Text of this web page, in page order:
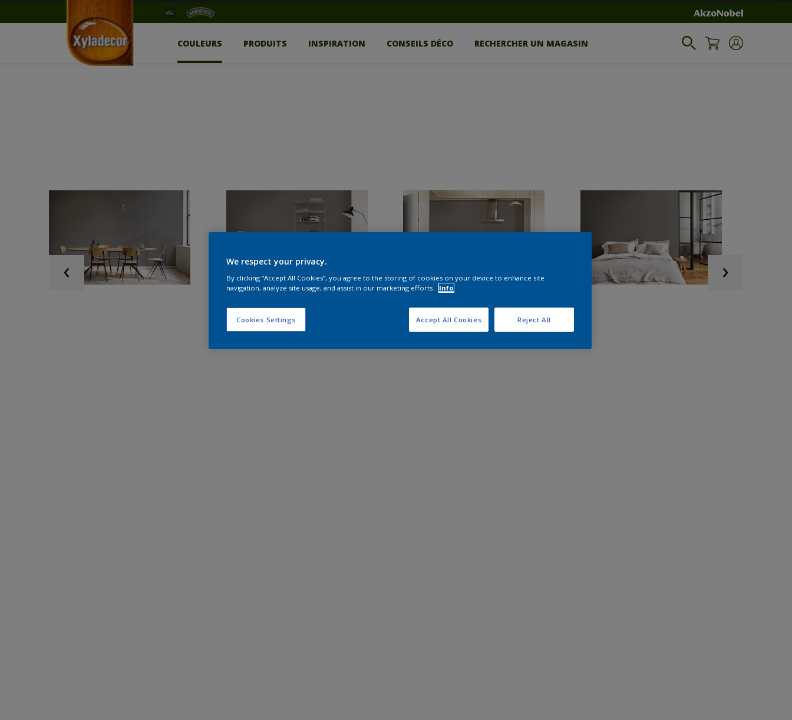
COULEURS PRODUITS INSPIRATION CONSEILS DÉCO RECHERCHER UN MAGASIN
We respect your privacy.
By clicking “Accept All Cookies”, you agree to the storing of cookies on your device to enhance site
navigation, analyze site usage, and assist in our marketing efforts.
Info
Cookies Settings Reject All
Accept All Cookies